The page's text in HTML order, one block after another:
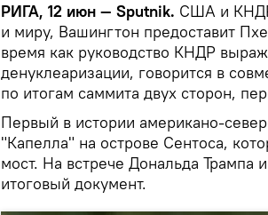
РИГА, 12 июн — Sputnik. США и
и миру, Вашингтон предоставит
время как руководство КНДР
денуклеаризации, говорится в
по итогам саммита двух сторон,
Первый в истории американо-
"Капелла" на острове Сентоса,
мост. На встрече Дональда
итоговый документ.